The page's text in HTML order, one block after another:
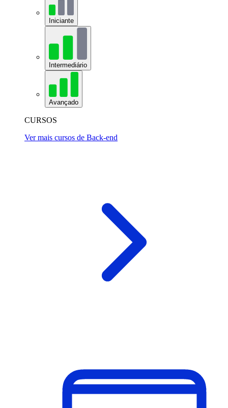
Iniciante
Intermediário
Avançado
CURSOS
Ver mais cursos de Back-end